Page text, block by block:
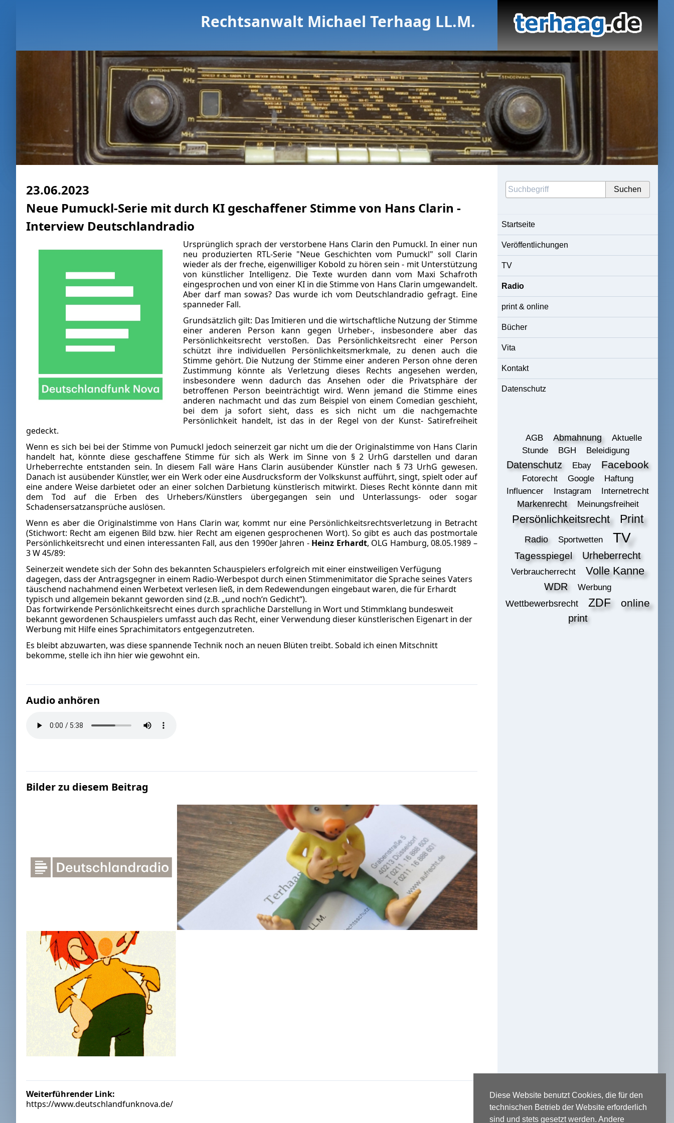
Diese Website benutzt Cookies, die für den
technischen Betrieb der Website erforderlich
sind und stets gesetzt werden. Andere
Rechtsanwalt Michael Terhaag LL.M.
23.06.2023
Neue Pumuckl-Serie mit durch KI geschaffener Stimme von Hans Clarin -
Interview Deutschlandradio
Ursprünglich sprach der verstorbene Hans Clarin den Pumuckl. In einer nun
neu produzierten RTL-Serie "Neue Geschichten vom Pumuckl" soll Clarin
wieder als der freche, eigenwilliger Kobold zu hören sein - mit Unterstützung
von künstlicher Intelligenz. Die Texte wurden dann vom Maxi Schafroth
eingesprochen und von einer KI in die Stimme von Hans Clarin umgewandelt.
Aber darf man sowas? Das wurde ich vom Deutschlandradio gefragt. Eine
spanneder Fall.
Grundsätzlich gilt: Das Imitieren und die wirtschaftliche Nutzung der Stimme
einer anderen Person kann gegen Urheber-, insbesondere aber das
Persönlichkeitsrecht verstoßen. Das Persönlichkeitsrecht einer Person
schützt ihre individuellen Persönlichkeitsmerkmale, zu denen auch die
Stimme gehört. Die Nutzung der Stimme einer anderen Person ohne deren
Zustimmung könnte als Verletzung dieses Rechts angesehen werden,
insbesondere wenn dadurch das Ansehen oder die Privatsphäre der
betroffenen Person beeinträchtigt wird. Wenn jemand die Stimme eines
anderen nachmacht und das zum Beispiel von einem Comedian geschieht,
bei dem ja sofort sieht, dass es sich nicht um die nachgemachte
Persönlichkeit handelt, ist das in der Regel von der Kunst- Satirefreiheit
gedeckt.
Wenn es sich bei bei der Stimme von Pumuckl jedoch seinerzeit gar nicht um die der Originalstimme von Hans Clarin
handelt hat, könnte diese geschaffene Stimme für sich als Werk im Sinne von § 2 UrhG darstellen und daran
Urheberrechte entstanden sein. In diesem Fall wäre Hans Clarin ausübender Künstler nach § 73 UrhG gewesen.
Danach ist ausübender Künstler, wer ein Werk oder eine Ausdrucksform der Volkskunst aufführt, singt, spielt oder auf
eine andere Weise darbietet oder an einer solchen Darbietung künstlerisch mitwirkt. Dieses Recht könnte dann mit
dem Tod auf die Erben des Urhebers/Künstlers übergegangen sein und Unterlassungs- oder sogar
Schadensersatzansprüche auslösen.
Wenn es aber die Originalstimme von Hans Clarin war, kommt nur eine Persönlichkeitsrechtsverletzung in Betracht
(Stichwort: Recht am eigenen Bild bzw. hier Recht am eigenen gesprochenen Wort). So gibt es auch das postmortale
Persönlichkeitsrecht und einen interessanten Fall, aus den 1990er Jahren -Heinz Erhardt, OLG Hamburg, 08.05.1989 –
3 W 45/89:
Seinerzeit wendete sich der Sohn des bekannten Schauspielers erfolgreich mit einer einstweiligen Verfügung
dagegen, dass der Antragsgegner in einem Radio-Werbespot durch einen Stimmenimitator die Sprache seines Vaters
täuschend nachahmend einen Werbetext verlesen ließ, in dem Redewendungen eingebaut waren, die für Erhardt
typisch und allgemein bekannt geworden sind (z.B. „und noch‘n Gedicht“).
Das fortwirkende Persönlichkeitsrecht eines durch sprachliche Darstellung in Wort und Stimmklang bundesweit
bekannt gewordenen Schauspielers umfasst auch das Recht, einer Verwendung dieser künstlerischen Eigenart in der
Werbung mit Hilfe eines Sprachimitators entgegenzutreten.
Es bleibt abzuwarten, was diese spannende Technik noch an neuen Blüten treibt. Sobald ich einen Mitschnitt
bekomme, stelle ich ihn hier wie gewohnt ein.
Audio anhören
Bilder zu diesem Beitrag
Weiterführender Link:
https://www.deutschlandfunknova.de/
Startseite
Veröffentlichungen
TV
Radio
print & online
Bücher
Vita
Kontakt
Datenschutz
AGB Abmahnung
Aktuelle
Stunde
BGH Beleidigung
Datenschutz Ebay Facebook
Fotorecht Google
Haftung
Influencer
Instagram Internetrecht
Markenrecht Meinungsfreiheit
Persönlichkeitsrecht Print
Radio Sportwetten TV
Tagesspiegel Urheberrecht
Verbraucherrecht Volle Kanne
WDR Werbung
Wettbewerbsrecht ZDF online
print